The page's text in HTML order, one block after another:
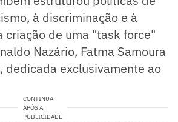
à discriminação e à
criação de uma "task force"
Nazário, Fatma Samoura
dedicada exclusivamente ao
CONTINUA
APÓS A
PUBLICIDADE